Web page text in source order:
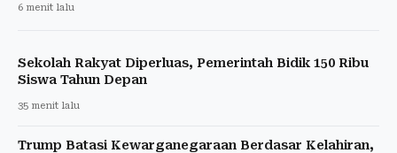
6 menit lalu
Sekolah Rakyat Diperluas, Pemerintah Bidik 150 Ribu
Siswa Tahun Depan
35 menit lalu
Trump Batasi Kewarganegaraan Berdasar Kelahiran,